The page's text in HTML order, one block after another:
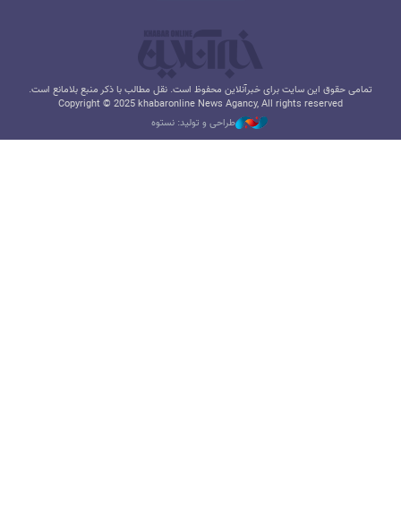
تمامی حقوق این سایت برای خبرآنلاین محفوظ است. نقل مطالب با ذکر منبع بلامانع است.
Copyright © 2025 khabaronline News Agancy, All rights reserved
طراحی و تولید: نستوه